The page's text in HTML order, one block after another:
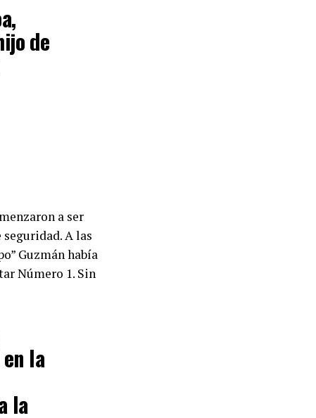
de
a ser
A las
Guzmán había
Número 1. Sin
la
la